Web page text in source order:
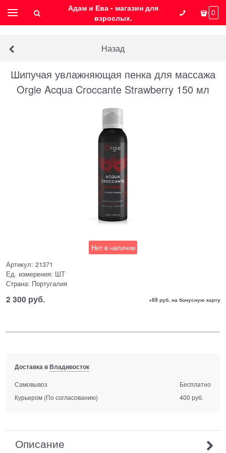
Адам и Ева - магазин для
взрослых.
0
Назад
Шипучая увлажняющая пенка для массажа
Orgie Acqua Croccante Strawberry 150 мл
Нет в наличии
Артикул: 21371
Ед. измерения: ШТ
Страна: Португалия
2 300 руб. +69 руб. на бонусную карту
Доставка вВладивосток
Самовывоз
Бесплатно
Курьером (По согласованию) 400 руб.
Описание